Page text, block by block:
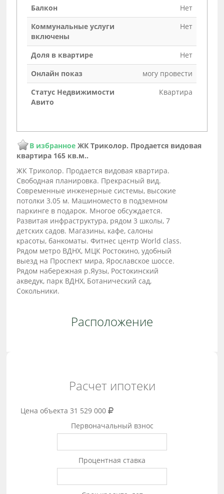
Балкон
Нет
Коммунальные услуги
включены
Нет
Доля в квартире
Нет
Онлайн показ
могу провести
Статус Недвижимости
Авито
Квартира
В избранное ЖК Триколор. Продается видовая
квартира 165 кв.м..
ЖК Триколор. Продается видовая квартира.
Свободная планировка. Прекрасный вид.
Современные инженерные системы, высокие
потолки 3.05 м. Машиноместо в подземном
паркинге в подарок. Многое обсуждается.
Развитая инфраструктура, рядом 3 школы, 7
детских садов. Магазины, кафе, салоны
красоты, банкоматы. Фитнес центр World class.
Рядом метро ВДНХ, МЦК Ростокино, удобный
выезд на Проспект мира, Ярославское шоссе.
Рядом набережная р.Яузы, Ростокинский
акведук, парк ВДНХ, Ботанический сад,
Сокольники.
Расположение
Расчет ипотеки
Цена объекта 31 529 000
Первоначальный взнос
Процентная ставка